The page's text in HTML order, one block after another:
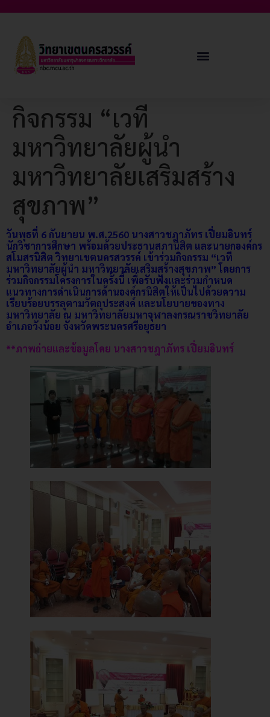
กิจกรรม “เวที
มหาวิทยาลัยผู้นำ
มหาวิทยาลัยเสริมสร้าง
สุขภาพ”
วันพุธที่ 6 กันยายน พ.ศ.2560 นางสาวชฎาภัทร เปี่ยมอินทร์
นักวิชาการศึกษา พร้อมด้วยประธานสภานิสิต และนายกองค์กร
สโมสรนิสิต วิทยาเขตนครสวรรค์ เข้าร่วมกิจกรรม “เวที
มหาวิทยาลัยผู้นำ มหาวิทยาลัยเสริมสร้างสุขภาพ” โดยการ
ร่วมกิจกรรมโครงการในครั้งนี้ เพื่อรับฟังและร่วมกำหนด
แนวทางการดำเนินการด้านองค์กรนิสิตให้เป็นไปด้วยความ
เรียบร้อยบรรลุตามวัตถุประสงค์ และนโยบายของทาง
มหาวิทยาลัย ณ มหาวิทยาลัยมหาจุฬาลงกรณราชวิทยาลัย
อำเภอวังน้อย จังหวัดพระนครศรีอยุธยา
**ภาพถ่ายและข้อมูลโดย นางสาวชฎาภัทร เปี่ยมอินทร์